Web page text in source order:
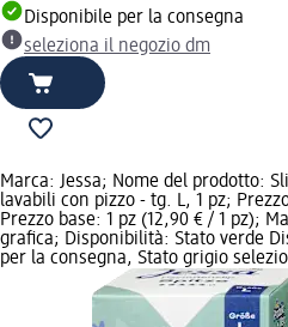
Disponibile per la consegna
seleziona il negozio dm
Marca: Jessa; Nome del prodotto:
lavabili con pizzo - tg. L, 1 pz;
Prezzo base: 1 pz (12,90 € / 1 pz);
grafica; Disponibilità: Stato verde
per la consegna, Stato grigio